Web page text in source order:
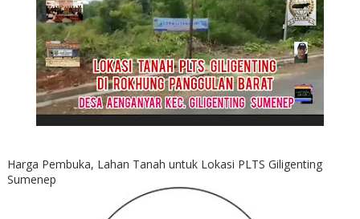
Harga Pembuka, Lahan Tanah untuk Lokasi PLTS Giligenting
Sumenep